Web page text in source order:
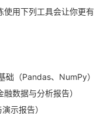
使用下列工具会让你更有
础（Pandas、NumPy）
数据与分析报告）
示报告）